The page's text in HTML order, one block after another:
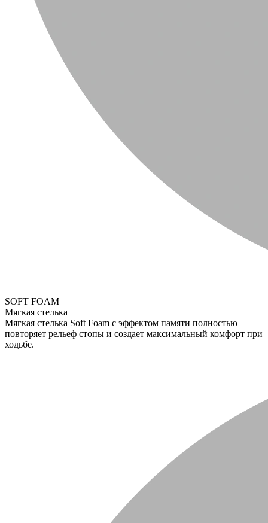
SOFT FOAM
Мягкая стелька
Мягкая стелька Soft Foam с эффектом памяти полностью
повторяет рельеф стопы и создает максимальный комфорт при
ходьбе.